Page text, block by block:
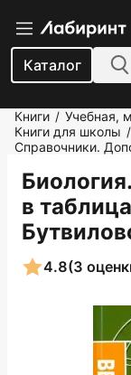
Каталог
Книги / Учебная,
Книги для школы /
Справочники.
в
4.8(3